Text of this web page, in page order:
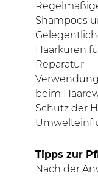
Shampoos
Haarkuren
Reparatur
beim
Schutz der
Tipps zur
Nach der